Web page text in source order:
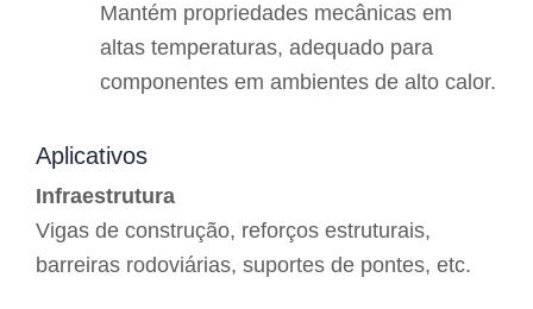
Mantém propriedades mecânicas em
altas temperaturas, adequado para
componentes em ambientes de alto calor.
Aplicativos
Infraestrutura
Vigas de construção, reforços estruturais,
barreiras rodoviárias, suportes de pontes, etc.